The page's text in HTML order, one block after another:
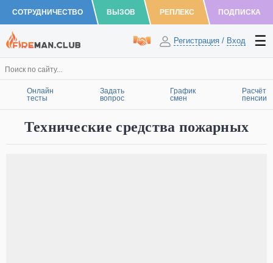
СОТРУДНИЧЕСТВО ВЫЗОВ РЕПЛЕКС ПОДПИСКА
Регистрация / Вход
Онлайн
тесты
Задать
вопрос
График
смен
Расчёт
пенсии
Технические средства пожарных